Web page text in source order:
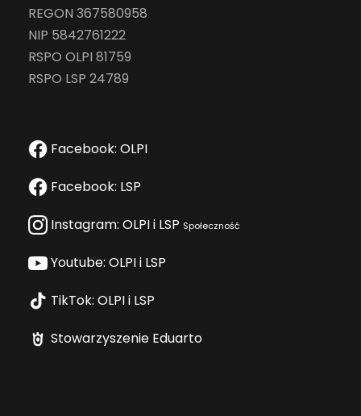
REGON 367580958
NIP 5842761222
RSPO OLPI 81759
RSPO LSP 24789
Facebook: OLPI
Facebook: LSP
Instagram: OLPI i LSP Społeczność
Youtube: OLPI i LSP
TikTok: OLPI i LSP
Stowarzyszenie Eduarto